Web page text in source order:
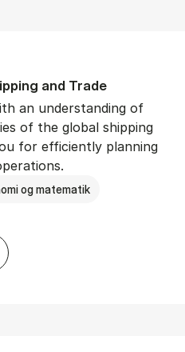
and Trade
an understanding of
of the global shipping
for efficiently planning
og matematik
in In­ter­na­tion­al Ship­ping